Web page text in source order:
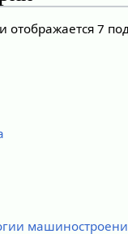
отображается 7